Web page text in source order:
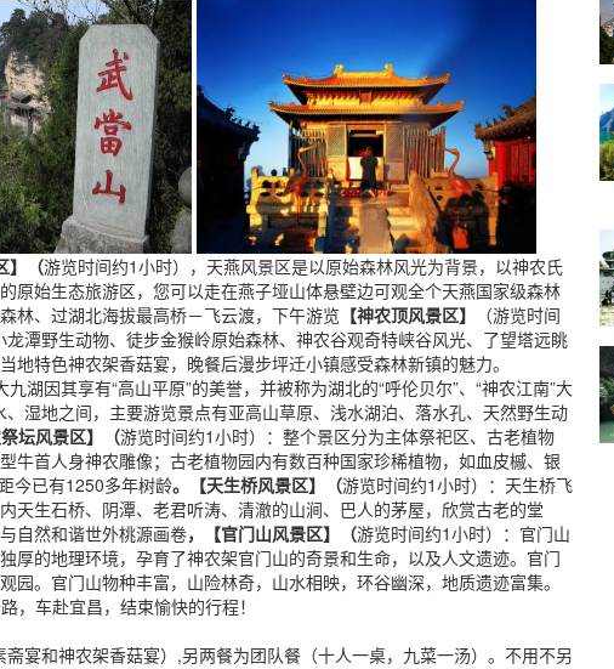
】（游览时间约1小时），天燕风景区是以原始森林风光为背景，以神农氏
原始生态旅游区，您可以走在燕子垭山体悬壁边可观全个天燕国家级森林
林、过湖北海拔最高桥－飞云渡，下午游览 【神农顶风景区】
（游览时间
潭野生动物、徒步金猴岭原始森林、神农谷观奇特峡谷风光、了望塔远眺
特色神农架香菇宴，晚餐后漫步坪迁小镇感受森林新镇的魅力。
湖因其享有“高山平原”的美誉，并被称为湖北的“呼伦贝尔”、“神农江南”大
湿地之间，主要游览景点有亚高山草原、浅水湖泊、落水孔、天然野生动
祭坛风景区】（游览时间约1小时）：整个景区分为主体祭祀区、古老植物
牛首人身神农雕像；古老植物园内有数百种国家珍稀植物，如血皮槭、银
今已有1250多年树龄。【天生桥风景区】（游览时间约1小时）：天生桥飞
天生石桥、阴潭、老君听涛、清澈的山涧、巴人的茅屋，欣赏古老的堂
自然和谐世外桃源画卷，【官门山风景区】（游览时间约1小时）：官门山
厚的地理环境，孕育了神农架官门山的奇景和生命，以及人文遗迹。官门
。官门山物种丰富，山险林奇，山水相映，环谷幽深，地质遗迹富集。
，车赴宜昌，结束愉快的行程！
宴和神农架香菇宴）,另两餐为团队餐（十人一桌，九菜一汤）。不用不另